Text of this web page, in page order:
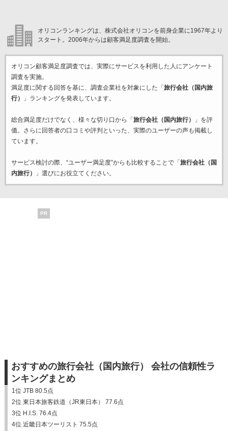
オリコンランキングは、株式会社オリコンを前身企業に1967年より
スタート。2006年からは顧客満足度調査を開始。
オリコン顧客満足度調査では、実際にサービスを利用した 人にアンケート
調査を実施。
満足度に関する回答を基に、調査企業社を対象にした「 旅行会社（国内旅
行）
」ランキングを発表しています。
総合満足度だけでなく、様々な切り口から「 旅行会社（国内旅行）
」を評
価。さらに回答者の口コミや評判といった、実際のユーザーの声も掲載し
ています。
サービス検討の際、“ユーザー満足度”からも比較することで「 旅行会社（国
内旅行）
」選びにお役立てください。
PR
おすすめの旅行会社（国内旅行） 会社の信頼性ラ
ンキングまとめ
1位 JTB 80.5点
2位 東日本旅客鉄道（JR東日本） 77.6点
3位 H.I.S. 76.4点
4位 近畿日本ツーリスト 75.5点